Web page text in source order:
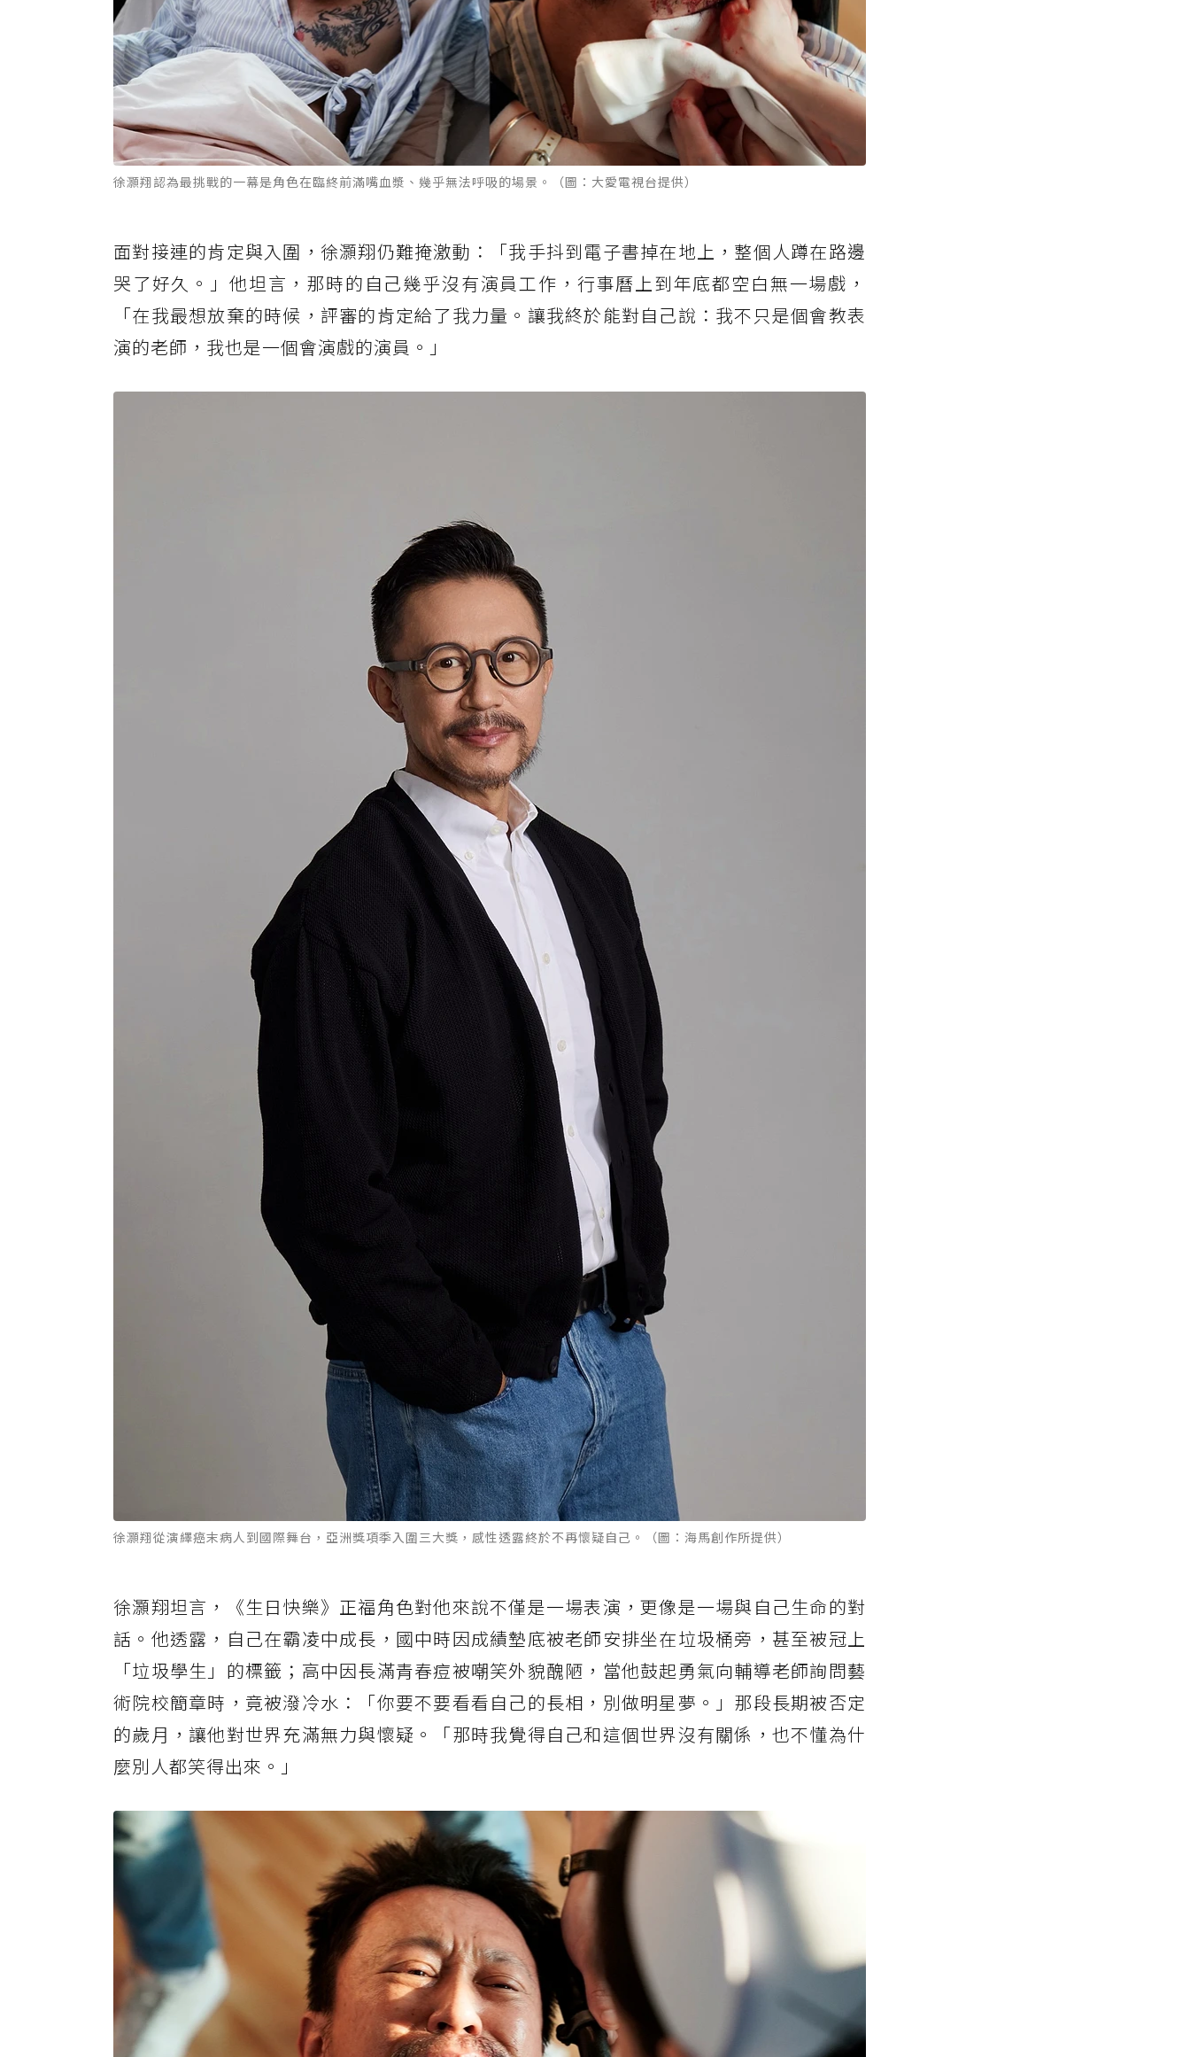
徐灝翔認為最挑戰的一幕是角色在臨終前滿嘴血漿、幾乎無法呼吸的場景。（圖：大愛電視台提供）
面對接連的肯定與入圍，徐灝翔仍難掩激動：「我手抖到電子書掉在地上，整個人蹲在路邊
哭了好久。」他坦言，那時的自己幾乎沒有演員工作，行事曆上到年底都空白無一場戲，
「在我最想放棄的時候，評審的肯定給了我力量。讓我終於能對自己說：我不只是個會教表
演的老師，我也是一個會演戲的演員。」
徐灝翔從演繹癌末病人到國際舞台，亞洲獎項季入圍三大獎，感性透露終於不再懷疑自己。（圖：海馬創作所提供）
徐灝翔坦言，《生日快樂》正福角色對他來說不僅是一場表演，更像是一場與自己生命的對
話。他透露，自己在霸凌中成長，國中時因成績墊底被老師安排坐在垃圾桶旁，甚至被冠上
「垃圾學生」的標籤；高中因長滿青春痘被嘲笑外貌醜陋，當他鼓起勇氣向輔導老師詢問藝
術院校簡章時，竟被潑冷水：「你要不要看看自己的長相，別做明星夢。」那段長期被否定
的歲月，讓他對世界充滿無力與懷疑。「那時我覺得自己和這個世界沒有關係，也不懂為什
麼別人都笑得出來。」